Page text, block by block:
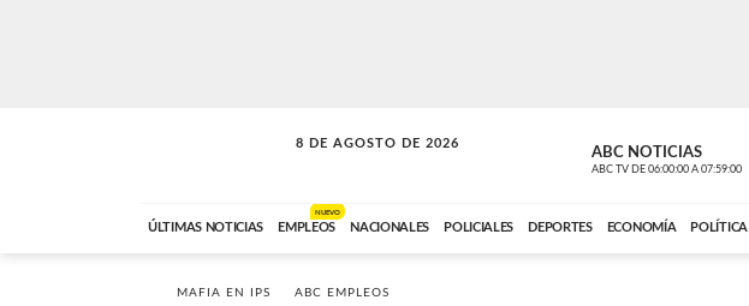
8 DE AGOSTO DE 2026
SOLO MÚSICA ABC NOTICIAS
ABC TV DE 06:00:00 A 07:59:00
ÚLTIMAS NOTICIAS EMPLEOS
NUEVO
NACIONALES POLICIALES DEPORTES ECONOMÍA POLÍTICA
MAFIA EN IPS ABC EMPLEOS